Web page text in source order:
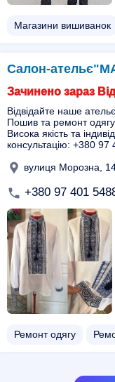
Магазини вишиванок
Салон-
Зачинено зараз
Відвідайте наше
Пошив та ремонт
Висока якість та
консультацію: +380 97
вулиця Морозна,
+380 97 401
Ремонт одягу